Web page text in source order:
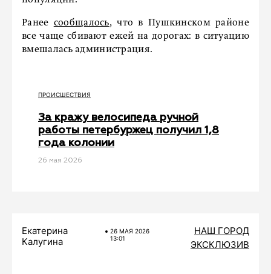
Ранее сообщалось, что в Пушкинском районе
все чаще сбивают ежей на дорогах: в ситуацию
вмешалась администрация.
ПРОИСШЕСТВИЯ
За кражу велосипеда ручной
работы петербуржец получил 1,8
года колонии
26 мая 2026
Екатерина
Калугина
26 МАЯ 2026
13:01
НАШ ГОРОД
ЭКСКЛЮЗИВ